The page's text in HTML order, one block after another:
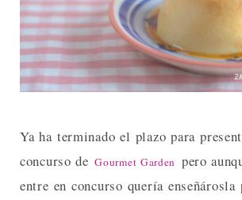
Ya ha terminado el plazo para
concurso deGourmet Garden pero
entre en concurso quería enseñárosla